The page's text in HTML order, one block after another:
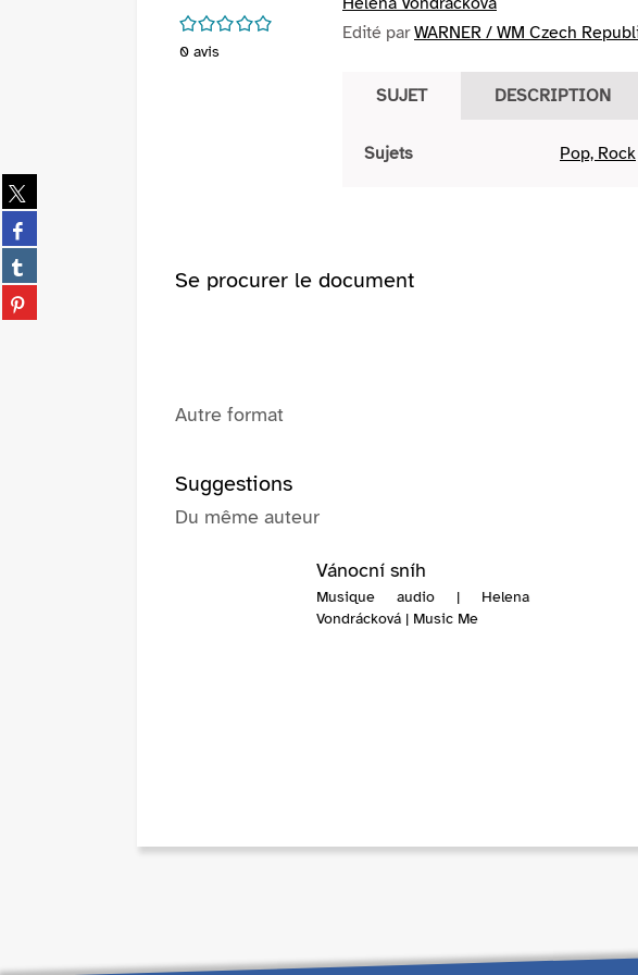
Partager
sur
twitter
(Nouvelle
fenêtre)
Partager
sur
facebook
(Nouvelle
fenêtre)
Partager
sur
tumblr
Partager
sur
/5
0 avis
Edité parWARNER / WM Czech
SUJET DESCRIPTION
Sujets Pop, Rock
Se procurer le document
Autre format
Suggestions
Du même auteur
Vánocní sníh
Musique audio | Helena
Vondrácková | Music Me